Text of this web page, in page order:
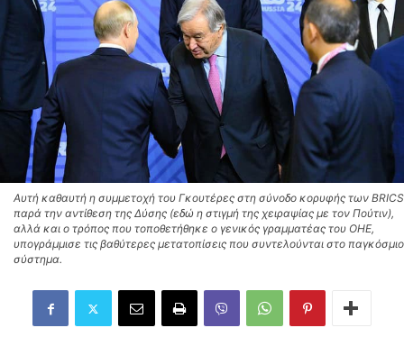
Αυτή καθαυτή η συμμετοχή του Γκουτέρες στη σύνοδο κορυφής των BRICS
παρά την αντίθεση της Δύσης (εδώ η στιγμή της χειραψίας με τον Πούτιν),
αλλά και ο τρόπος που τοποθετήθηκε ο γενικός γραμματέας του ΟΗΕ,
υπογράμμισε τις βαθύτερες μετατοπίσεις που συντελούνται στο παγκόσμιο
σύστημα.